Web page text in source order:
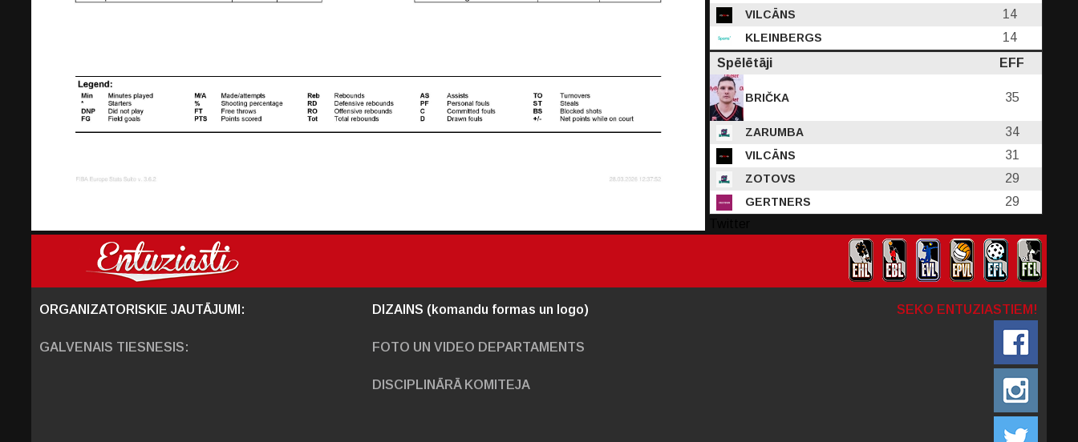
VILCĀNS 14
KLEINBERGS
14
Spēlētāji
EFF
BRIČKA 35
ZARUMBA 34
VILCĀNS 31
ZOTOVS 29
GERTNERS
29
ORGANIZATORISKIE JAUTĀJUMI:
GALVENAIS TIESNESIS:
DIZAINS (komandu formas un logo)
FOTO UN VIDEO DEPARTAMENTS
DISCIPLINĀRĀ KOMITEJA
SEKO ENTUZIASTIEM!